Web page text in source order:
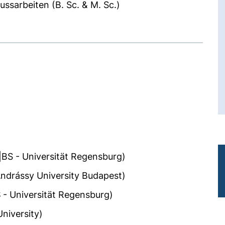
(B. Sc. & M. Sc.)
- Universität Regensburg)
University Budapest)
Universität Regensburg)